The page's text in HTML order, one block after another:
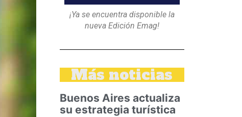
¡Ya se encuentra disponible la
nueva Edición Emag!
Más noticias
Buenos Aires actualiza
su estrategia turística